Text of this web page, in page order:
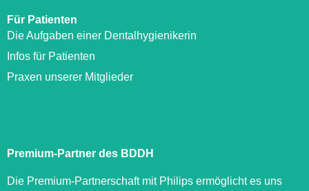
Für Patienten
Die Aufgaben einer Dentalhygienikerin
Infos für Patienten
Praxen unserer Mitglieder
Premium-Partner des BDDH
Die Premium-Partnerschaft mit Philips ermöglicht es uns